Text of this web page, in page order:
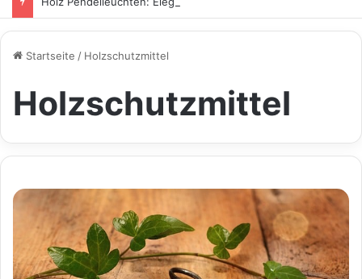
Startseite / Holzschutzmittel
Holzschutzmittel